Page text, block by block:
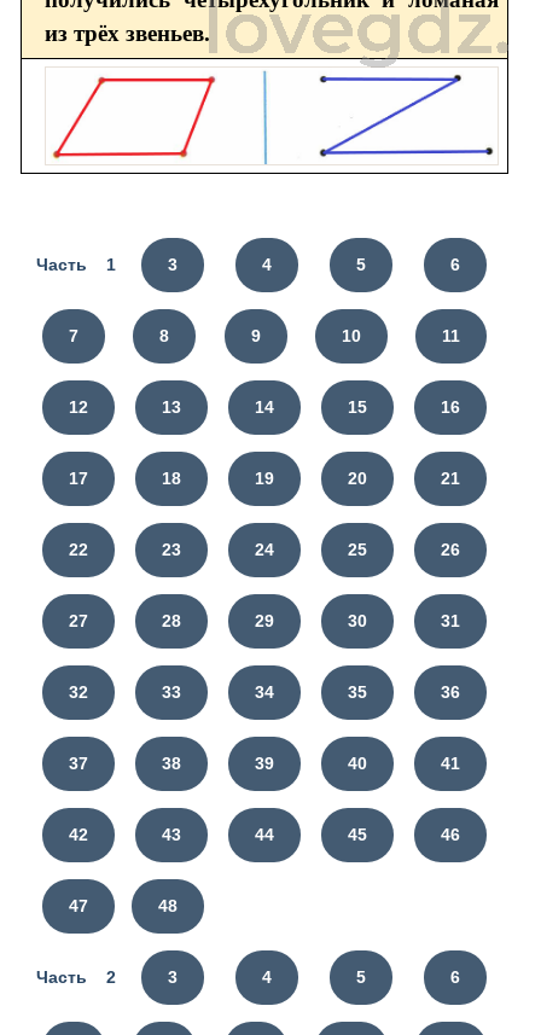
из трёх звеньев.
Часть 1 3 4 5 6
7 8 9 10 11
12 13 14 15 16
17 18 19 20 21
22 23 24 25 26
27 28 29 30 31
32 33 34 35 36
37 38 39 40 41
42 43 44 45 46
47 48
Часть 2 3 4 5 6